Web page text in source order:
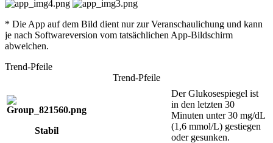
* Die App auf dem Bild dient nur zur Veranschaulichung und kann
je nach Softwareversion vom tatsächlichen App-Bildschirm
abweichen.
Trend-Pfeile
Trend-Pfeile
Stabil
Der Glukosespiegel ist
in den letzten 30
Minuten unter 30 mg/dL
(1,6 mmol/L) gestiegen
oder gesunken.